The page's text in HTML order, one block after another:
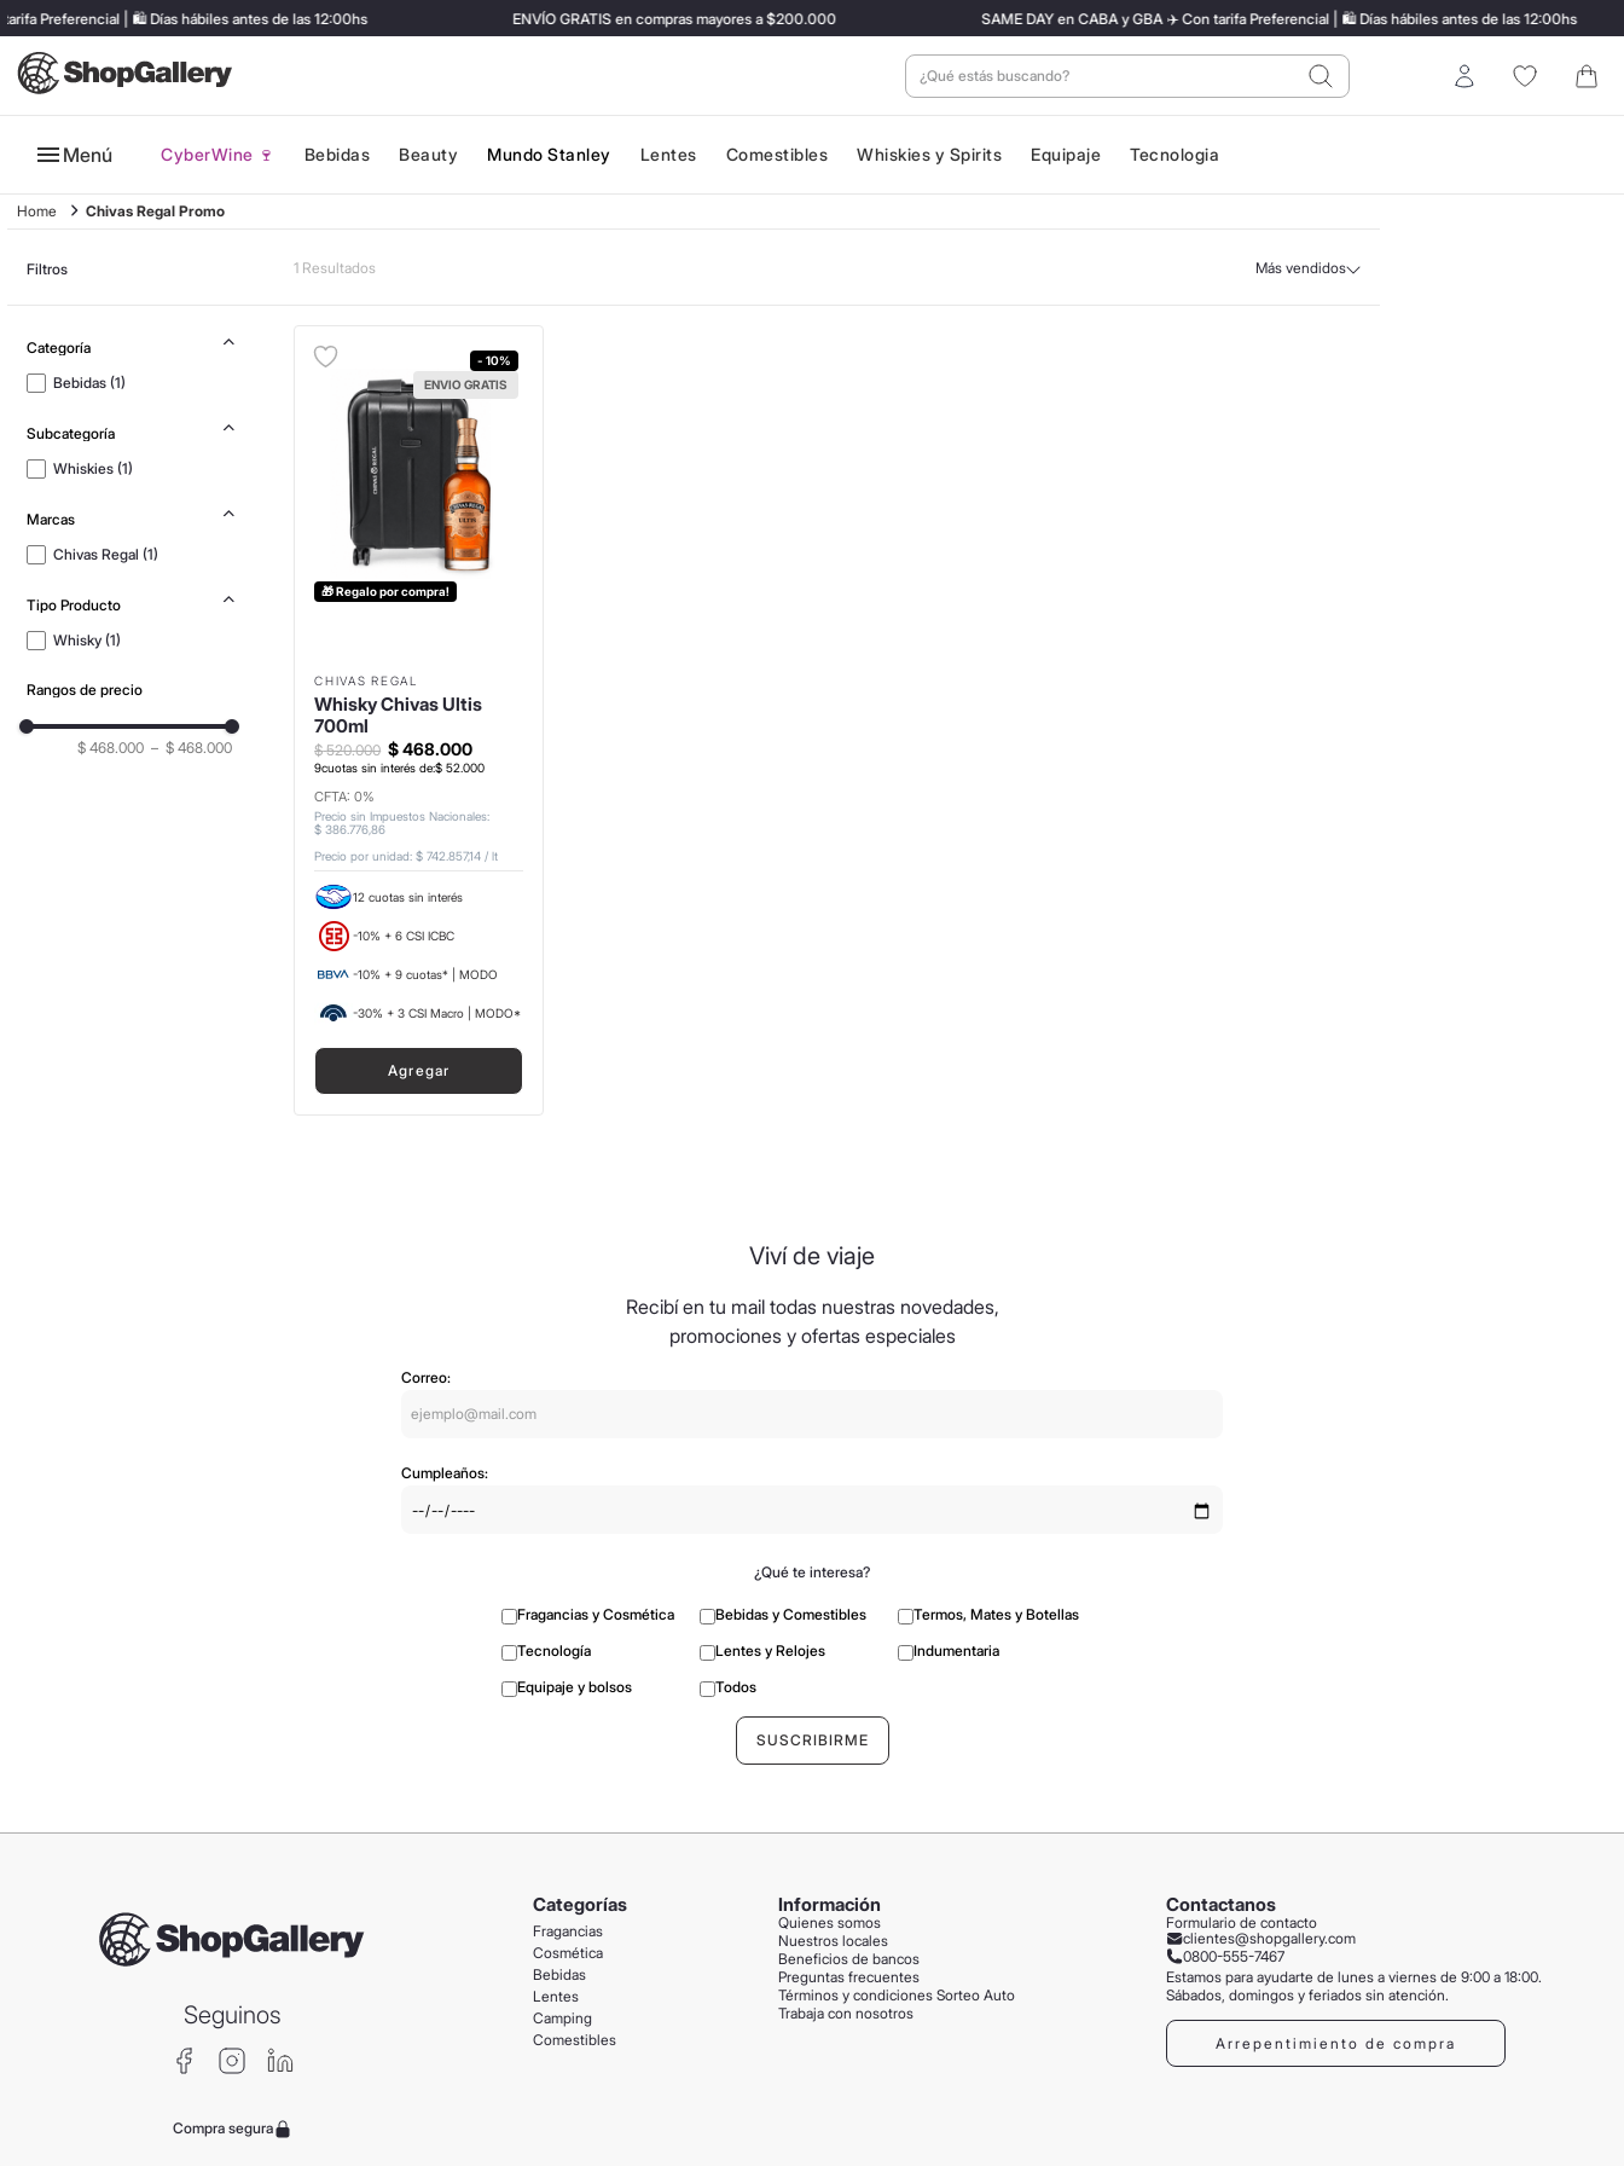
Preferencial | 🛍️ Días hábiles antes de las 12:00hs ENVÍO GRATIS en compras mayores a $200.000 SAME DAY en CABA y GBA ✈️ Con tarifa Preferencial | 🛍️ Días hábiles antes de las 12:00hs
¿Qué estás buscando? Entrar
Menú CyberWine 🍷 Bebidas Beauty Mundo Stanley Lentes Comestibles Whiskies y Spirits Equipaje Tecnologia
Chivas Regal Promo
Filtros 1 Más vendidos
Bebidas (1)
Whiskies (1)
Marcas
Chivas Regal (1)
Tipo Producto
Whisky (1)
Rangos de precio
$ 468.000 – $ 468.000
- 10%
ENVIO GRATIS
🎁 Regalo por compra!
CHIVAS REGAL
Whisky Chivas Ultis
700ml
$468.000
$ 520.000
9cuotas sin interés de:$ 52.000
CFTA: 0%
Precio sin Impuestos Nacionales:
$ 386.776,86
Precio por unidad:$ 742.857,14 /lt
12 cuotas sin interés
-10% + 6 CSI ICBC
-10% + 9 cuotas* | MODO
-30% + 3 CSI Macro | MODO*
Agregar
Viví de viaje
Recibí en tu mail todas nuestras novedades,
promociones y ofertas especiales
Correo:
Cumpleaños:
¿Qué te interesa?
Fragancias y Cosmética Bebidas y Comestibles
Termos, Mates y Botellas
Tecnología
Lentes y Relojes
Indumentaria
Equipaje y bolsos
Todos
Seguinos
Compra segura
Categorías
Fragancias
Cosmética
Bebidas
Lentes
Camping
Comestibles
Información
Quienes somos
Nuestros locales
Beneficios de bancos
Preguntas frecuentes
Términos y condiciones Sorteo Auto
Trabaja con nosotros
Contactanos
Formulario de contacto
clientes@shopgallery.com
0800-555-7467
Estamos para ayudarte de lunes a viernes de 9:00 a 18:00.
Sábados, domingos y feriados sin atención.
Arrepentimiento de compra